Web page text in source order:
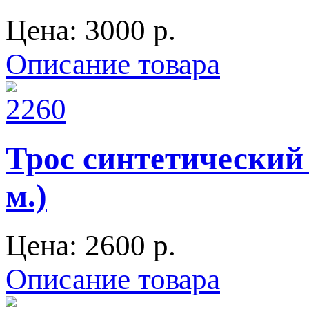
Цена: 3000 p.
Описание товара
Трос
м.)
Цена: 2600 p.
Описание товара